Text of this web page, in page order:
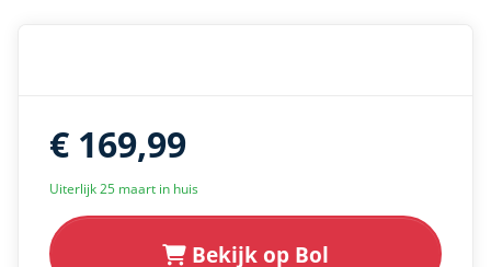
€ 169,99
Uiterlijk 25 maart in huis
Bekijk op Bol